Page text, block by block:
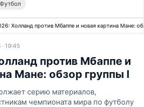
Футбол
Холланд против Мбаппе и новая картина Мане:
19:45
против Мбаппе и
Мане: обзор группы I
серию материалов,
чемпионата мира по футболу